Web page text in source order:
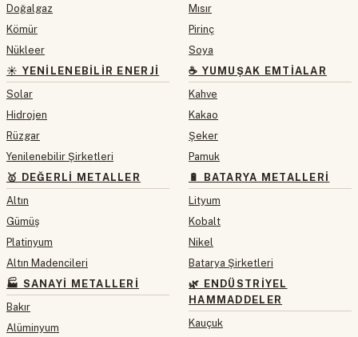
Doğalgaz
Kömür
Nükleer
☀️ YENILENEBILIR ENERJI
Solar
Hidrojen
Rüzgar
Yenilenebilir Şirketleri
🥇 DEĞERLI METALLER
Altın
Gümüş
Platinyum
Altın Madencileri
🏭 SANAYI METALLERI
Bakır
Alüminyum
Mısır
Pirinç
Soya
☕ YUMUŞAK EMTIALAR
Kahve
Kakao
Şeker
Pamuk
🔋 BATARYA METALLERI
Lityum
Kobalt
Nikel
Batarya Şirketleri
🌿 ENDÜSTRIYEL
HAMMADDELER
Kauçuk